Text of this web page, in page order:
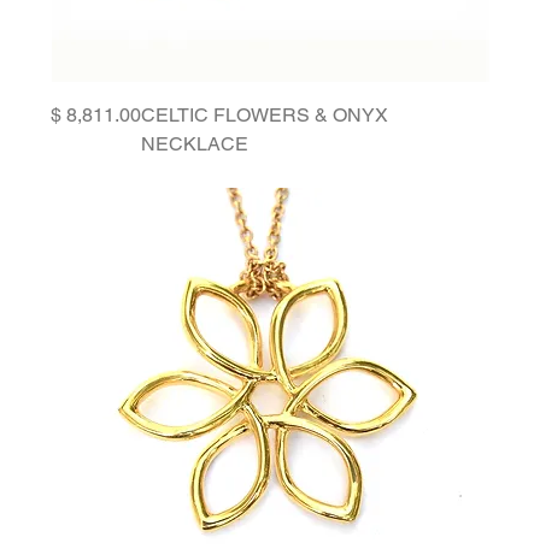
CELTIC FLOWERS & ONYX
NECKLACE
Price‏8,811.00 ‏$